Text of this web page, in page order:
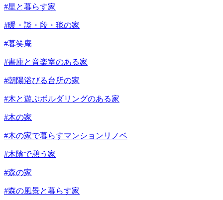
#星と暮らす家
#暖・談・段・毯の家
#暮笑庵
#書庫と音楽室のある家
#朝陽浴びる台所の家
#木と遊ぶボルダリングのある家
#木の家
#木の家で暮らすマンションリノベ
#木陰で憩う家
#森の家
#森の風景と暮らす家